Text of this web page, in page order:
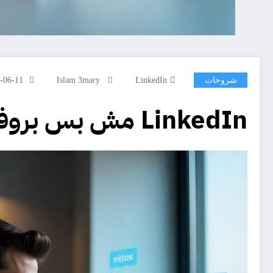
شروحات LinkedIn
Islam 3mary
06-11
LinkedIn مش بس بروفايل.. اعرف إزاي تحوله لبوابة فرص حقيقية في 2025